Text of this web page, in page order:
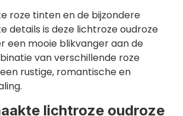
roze tinten en de bijzondere
details is deze lichtroze oudroze
een mooie blikvanger aan de
van verschillende roze
rustige, romantische en
lichtroze oudroze